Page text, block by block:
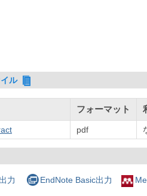
ル
フォーマット
pdf
力 EndNote Basic出力